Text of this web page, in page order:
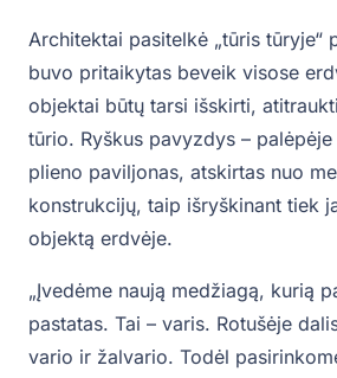
Architektai pasitelkė „tūris tūryje“
buvo pritaikytas beveik visose
objektai būtų tarsi išskirti,
tūrio. Ryškus pavyzdys –
plieno paviljonas, atskirtas nuo
konstrukcijų, taip išryškinant tiek
objektą erdvėje.
„Įvedėme naują medžiagą, kurią
pastatas. Tai – varis. Rotušėje
vario ir žalvario. Todėl